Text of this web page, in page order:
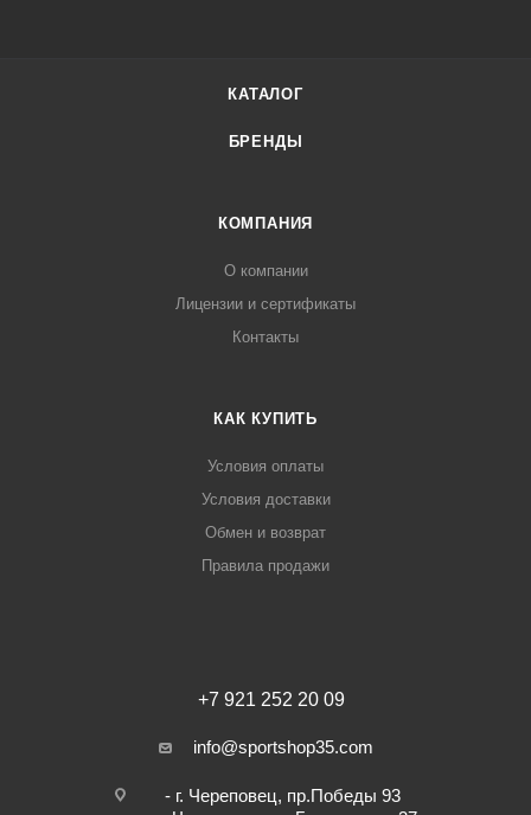
КАТАЛОГ
БРЕНДЫ
КОМПАНИЯ
О компании
Лицензии и сертификаты
Контакты
КАК КУПИТЬ
Условия оплаты
Условия доставки
Обмен и возврат
Правила продажи
+7 921 252 20 09
info@sportshop35.com
- г. Череповец, пр.Победы 93